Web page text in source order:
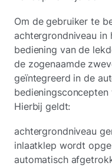
Om de gebruiker te
achtergrondniveau in
bediening van de
de zogenaamde
geïntegreerd in de
Hierbij geldt:
achtergrondniveau
inlaatklep wordt
automatisch